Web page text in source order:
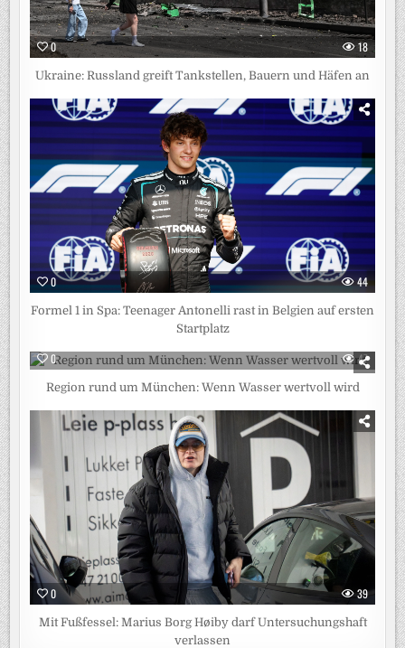
0 18
Ukraine: Russland greift Tankstellen, Bauern und Häfen an
0 44
Formel 1 in Spa: Teenager Antonelli rast in Belgien auf ersten
Startplatz
0 47
Region rund um München: Wenn Wasser wertvoll wird
0 39
Mit Fußfessel: Marius Borg Høiby darf Untersuchungshaft
verlassen